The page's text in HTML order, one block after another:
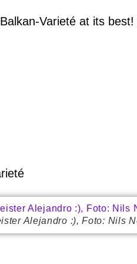
Varieté at its best!
Alejandro :), Foto: Nils